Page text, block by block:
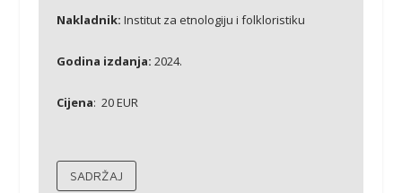
Nakladnik: Institut za etnologiju i folkloristiku
Godina izdanja: 2024.
Cijena: 20 EUR
SADRŽAJ